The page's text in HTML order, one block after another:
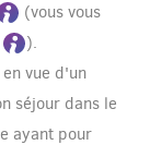
(vous vous
).
vue d'un
séjour dans le
ayant pour